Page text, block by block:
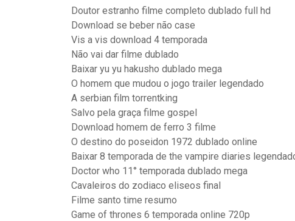
Doutor estranho filme completo dublado full hd
Download se beber não case
Vis a vis download 4 temporada
Não vai dar filme dublado
Baixar yu yu hakusho dublado mega
O homem que mudou o jogo trailer legendado
A serbian film torrentking
Salvo pela graça filme gospel
Download homem de ferro 3 filme
O destino do poseidon 1972 dublado online
Baixar 8 temporada de the vampire diaries
Doctor who 11° temporada dublado mega
Cavaleiros do zodiaco eliseos final
Filme santo time resumo
Game of thrones 6 temporada online 720p